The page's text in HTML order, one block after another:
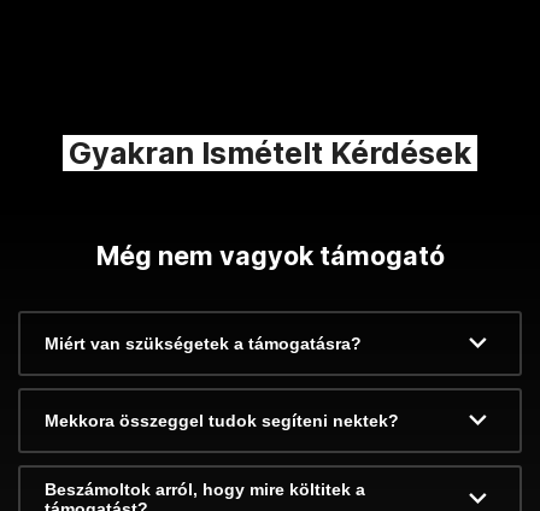
Gyakran Ismételt Kérdések
Még nem vagyok támogató
Miért van szükségetek a támogatásra?
Mekkora összeggel tudok segíteni nektek?
Beszámoltok arról, hogy mire költitek a